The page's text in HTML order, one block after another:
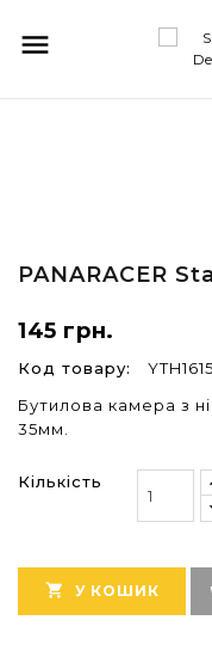

PANARACER
145 грн.
Код товару:
Бутилова камера з
35мм.
Кількість
 У КОШИК